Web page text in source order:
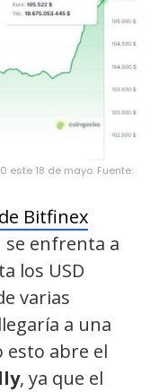
este 18 de mayo. Fuente:
Bitfinex
se enfrenta a
los USD
varias
a una
esto abre el
, ya que el